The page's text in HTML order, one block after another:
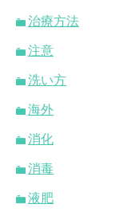
治療方法
注意
洗い方
海外
消化
消毒
液肥